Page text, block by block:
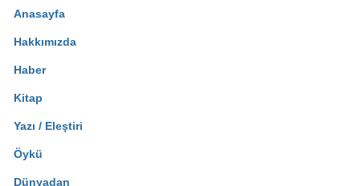
Anasayfa
Hakkımızda
Haber
Kitap
Yazı / Eleştiri
Öykü
Dünyadan